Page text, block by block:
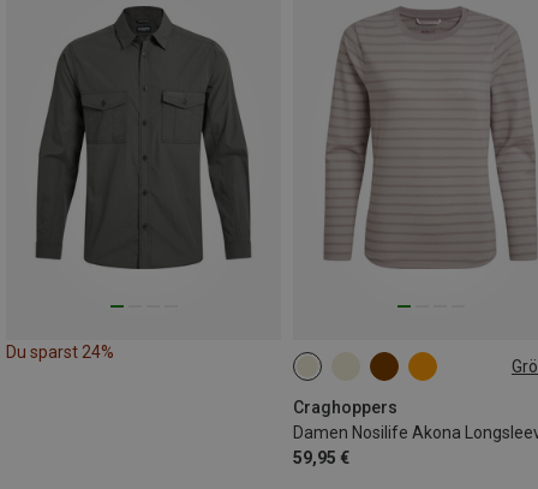
Du sparst 24%
Craghoppers
Damen Nosilife Akona
59,95 €
L XXL